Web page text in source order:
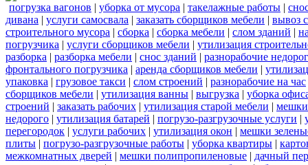
погрузка вагонов | уборка от мусора | такелажные работы |
дивана | услуги самосвала | заказать сборщиков мебели | вывоз
строительного мусора | сборка | сборка мебели | слом зданий |
погрузчика | услуги сборщиков мебели | утилизация
разборка | разборка мебели | снос зданий | разнорабочие
фронтального погрузчика | аренда сборщиков мебели |
упаковка | грузовое такси | слом строений | разнорабочие на час
сборщиков мебели | утилизация ванны | выгрузка | уборка
строений | заказать рабочих | утилизация старой мебели |
недорого | утилизация батарей | погрузо-разгрузочные услуги |
перегородок | услуги рабочих | утилизация окон | мешки
плиты | погрузо-разгрузочные работы | уборка квартиры |
межкомнатных дверей | мешки полипропиленовые | дачный